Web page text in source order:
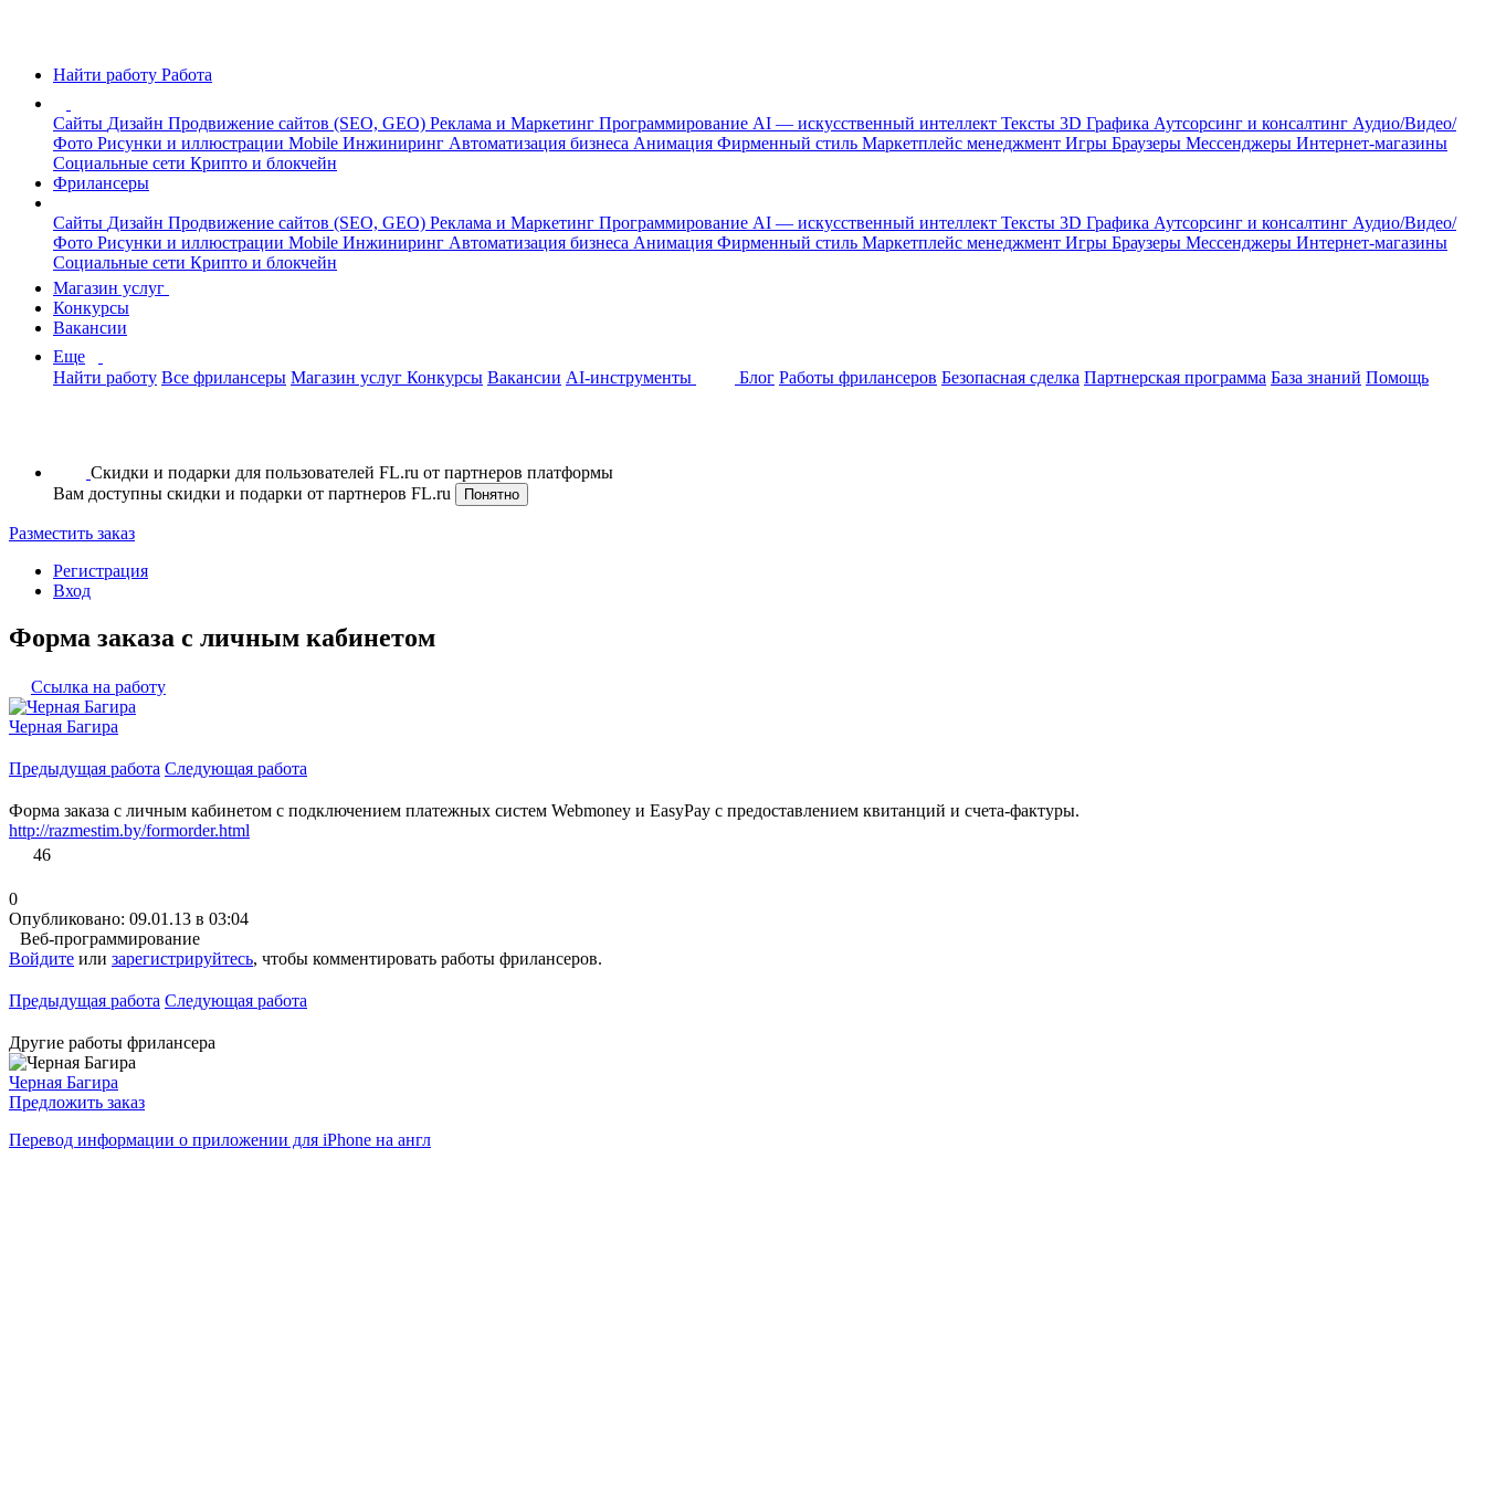
Найти работу Работа
Сайты Дизайн Продвижение сайтов (SEO, GEO) Реклама и Маркетинг Программирование AI — искусственный интеллект Тексты 3D Графика Аутсорсинг и консалтинг Аудио/Видео/
Фото Рисунки и иллюстрации Mobile Инжиниринг Автоматизация бизнеса Анимация Фирменный стиль Маркетплейс менеджмент Игры Браузеры Мессенджеры Интернет-магазины
Социальные сети Крипто и блокчейн
Фрилансеры
Сайты Дизайн Продвижение сайтов (SEO, GEO) Реклама и Маркетинг Программирование AI — искусственный интеллект Тексты 3D Графика Аутсорсинг и консалтинг Аудио/Видео/
Фото Рисунки и иллюстрации Mobile Инжиниринг Автоматизация бизнеса Анимация Фирменный стиль Маркетплейс менеджмент Игры Браузеры Мессенджеры Интернет-магазины
Социальные сети Крипто и блокчейн
Магазин услуг
Конкурсы
Вакансии
Еще
Найти работу Все фрилансеры Магазин услуг Конкурсы Вакансии AI-инструменты Блог Работы фрилансеров Безопасная сделка Партнерская программа База знаний Помощь
Скидки и подарки для пользователей FL.ru от партнеров платформы
Вам доступны скидки и подарки от партнеров FL.ru
Понятно
Разместить заказ
Регистрация
Вход
Форма заказа с личным кабинетом
Ссылка на работу
Черная Багира
Предыдущая работа Следующая работа
Форма заказа с личным кабинетом с подключением платежных систем Webmoney и EasyPay с предоставлением квитанций и счета-фактуры.
http://razmestim.by/formorder.html
46
0
Опубликовано: 09.01.13 в 03:04
Веб-программирование
Войдите или зарегистрируйтесь, чтобы комментировать работы фрилансеров.
Предыдущая работа Следующая работа
Другие работы фрилансера
Черная Багира
Предложить заказ
Перевод информации о приложении для iPhone на англ